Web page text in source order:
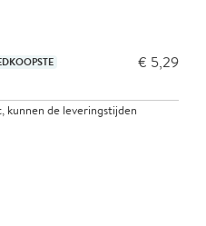
€ 5,29
de leveringstijden